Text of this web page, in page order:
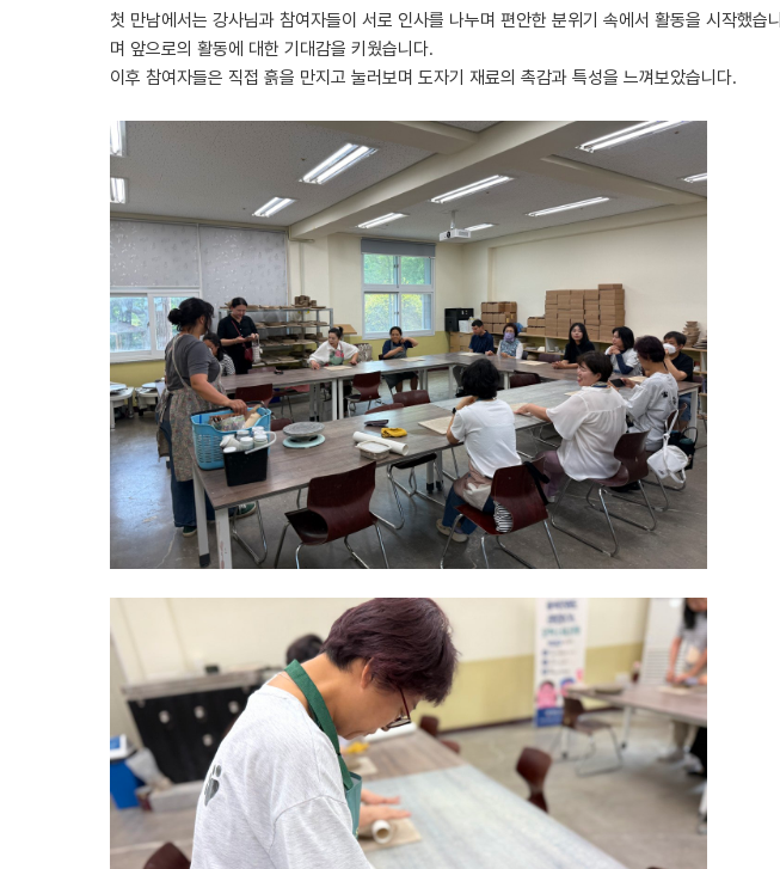
첫 만남에서는 강사님과 참여자들이 서로 인사를 나누며 편안한 분위기 속에서 활동을 시작했
며 앞으로의 활동에 대한 기대감을 키웠습니다.
이후 참여자들은 직접 흙을 만지고 눌러보며 도자기 재료의 촉감과 특성을 느껴보았습니다.